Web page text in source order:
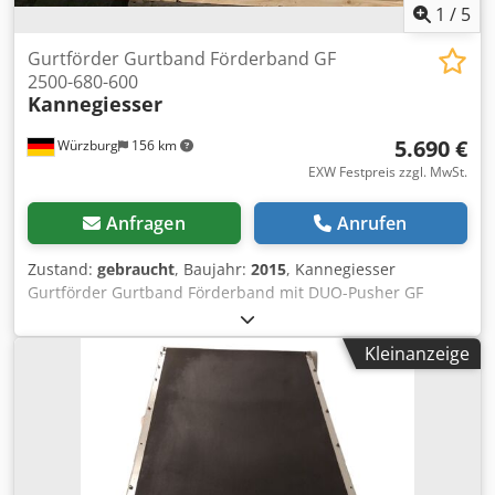
1 / 5
Würzburg 156 km
Gurtförder Gurtband Förderband GF
2500-680-600
Kannegiesser
5.690 €
EXW Festpreis zzgl. MwSt.
Anfragen Anrufen
Zustand: gebraucht, Baujahr: 2015, Kannegiesser
Gurtförder Gurtband Förderband mit DUO-Pusher GF
2500-680-600 RA1309 Der Kennegisser Gurtförder ist aus
dem Jahr 2015 und in einem guten (gebraucht) Zustand.
Zusätzlich ist diese Anlage mit einer Länger von 2500 mm
mit einem DUO-Pusher (Sortierschieber) ausgestattet. Der
Sortierschieber dient zum Sortieren von Wäscheposten
nach ausgewählten Kriterien. Der gefaltete Wäscheposten
wird durch ein Schiebeblech auf einen nachfolgenden
Förderer oder eine Rollenbahn geschoben. Im
Kleinanzeige